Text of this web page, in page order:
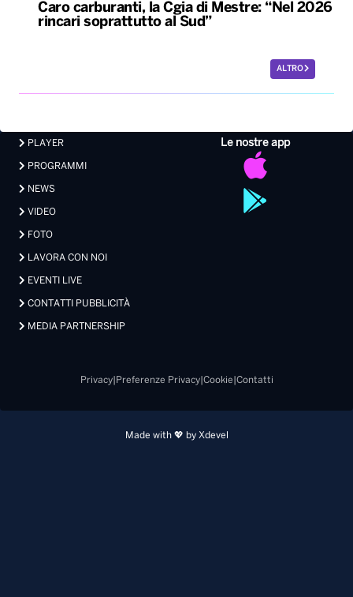
Caro carburanti, la Cgia di Mestre: “Nel 2026
rincari soprattutto al Sud”
ALTRO
Le nostre app
PLAYER
PROGRAMMI
NEWS
VIDEO
FOTO
LAVORA CON NOI
EVENTI LIVE
CONTATTI PUBBLICITÀ
MEDIA PARTNERSHIP
Privacy| Preferenze Privacy| Cookie Contatti
Made with 💖 by Xdevel